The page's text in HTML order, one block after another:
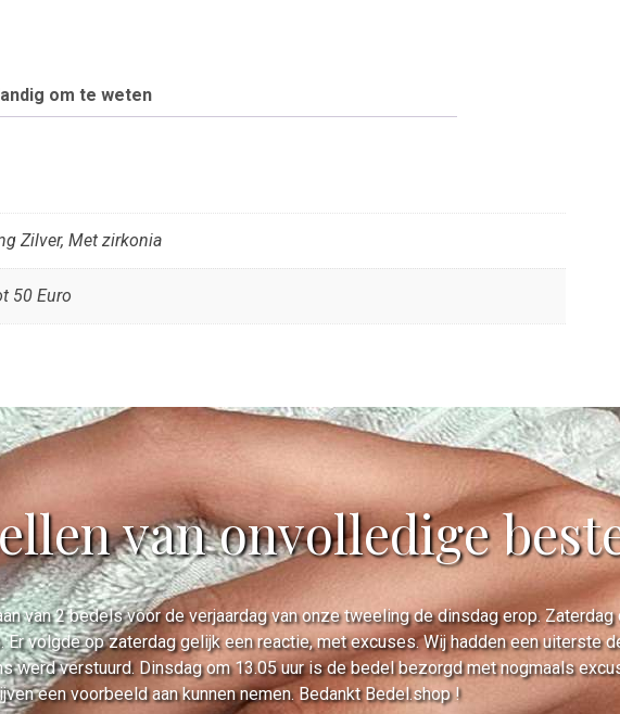
om te weten
Zilver, Met zirkonia
50 Euro
van onvolledige
van 2 bedels voor de verjaardag van onze tweeling de dinsdag erop.
Er volgde op zaterdag gelijk een reactie, met excuses. Wij hadden een uiterste
werd verstuurd. Dinsdag om 13.05 uur is de bedel bezorgd met nogmaals
een voorbeeld aan kunnen nemen. Bedankt Bedel.shop !